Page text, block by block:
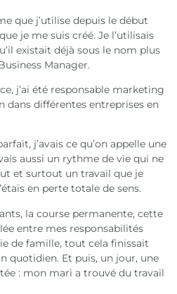
que j’utilise depuis le début
je me suis créé. Je l’utilisais
existait déjà sous le nom plus
Manager.
j’ai été responsable marketing
dans différentes entreprises en
j’avais ce qu’on appelle une
aussi un rythme de vie qui ne
et surtout un travail que je
en perte totale de sens.
la course permanente, cette
entre mes responsabilités
de famille, tout cela finissait
quotidien. Et puis, un jour, une
: mon mari a trouvé du travail